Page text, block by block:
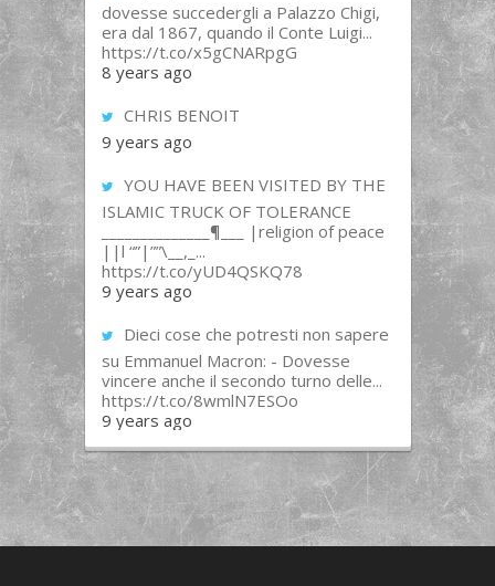
dovesse succedergli a Palazzo Chigi,
era dal 1867, quando il Conte Luigi...
https://t.co/x5gCNARpgG
8 years ago
CHRIS BENOIT
9 years ago
YOU HAVE BEEN VISITED BY THE
ISLAMIC TRUCK OF TOLERANCE
______________¶___ |religion of peace
||l “”|””\__,_...
https://t.co/yUD4QSKQ78
9 years ago
Dieci cose che potresti non sapere
su Emmanuel Macron: - Dovesse
vincere anche il secondo turno delle...
https://t.co/8wmlN7ESOo
9 years ago